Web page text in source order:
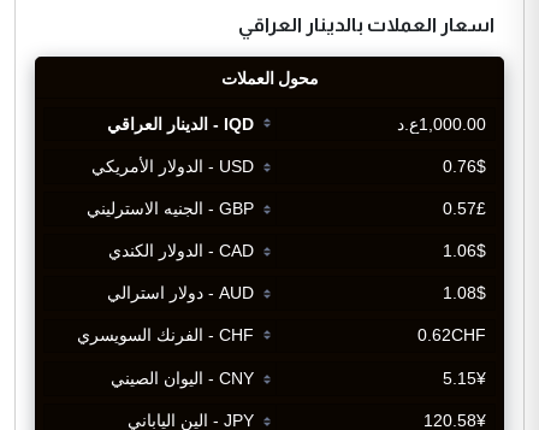
اسعار العملات بالدينار العراقي